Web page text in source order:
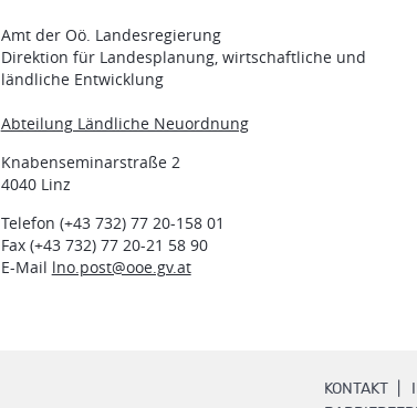
Amt der Oö. Landesregierung
Direktion für Landesplanung, wirtschaftliche und
ländliche Entwicklung
Abteilung Ländliche Neuordnung
Knabenseminarstraße 2
4040 Linz
Telefon (+43 732) 77 20-158 01
Fax (+43 732) 77 20-21 58 90
E-Mail lno.post@ooe.gv.at
KONTAKT